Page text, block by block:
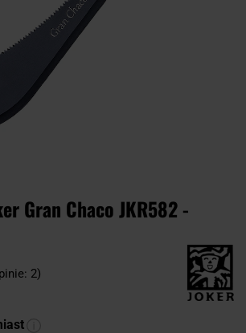
Gran Chaco JKR582 -
2)